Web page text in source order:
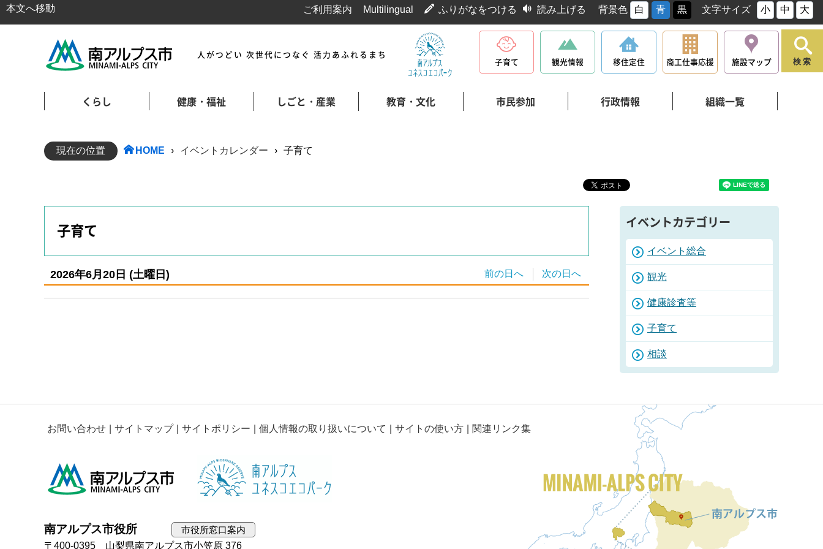
本文へ移動 ご利用案内 Multilingual ふりがなをつける 読み上げる 背景色 白 青 黒 文字サイズ 小 中 大
人がつどい 次世代につなぐ 活力あふれるまち
子育て 観光情報 移住定住 商工仕事応援 施設マップ
くらし 健康・福祉 しごと・産業 教育・文化 市民参加 行政情報 組織一覧
検索
現在の位置 HOME › イベントカレンダー › 子育て
子育て
2026年6月20日 (土曜日) 前の日へ 次の日へ
イベントカテゴリー
イベント総合
観光
健康診査等
子育て
相談
お問い合わせ サイトマップ サイトポリシー 個人情報の取り扱いについて サイトの使い方 関連リンク集
南アルプス市役所
市役所窓口案内
〒400-0395 山梨県南アルプス市小笠原 376